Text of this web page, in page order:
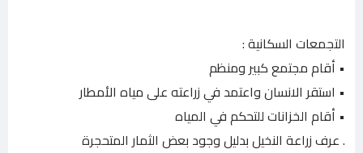
التجمعات السكانية :
• أقام مجتمع كبير ومنظم
• استقر الانسان واعتمد في زراعته على مياه الأمطار
• أقام الخزانات للتحكم في المياه
. عرف زراعة النخيل بدليل وجود بعض الثمار المتحجرة